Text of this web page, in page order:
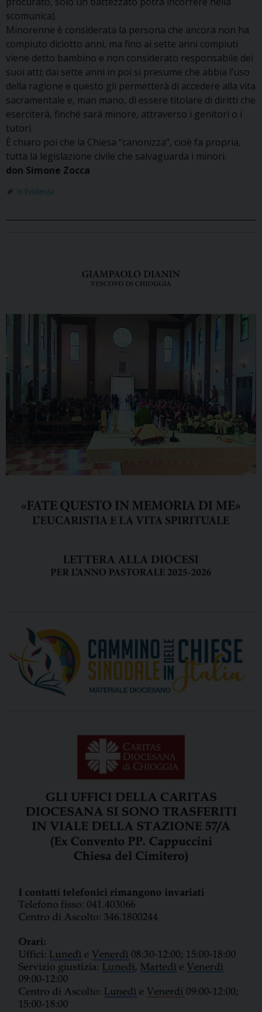
scomunica).
Minorenne è considerata la persona che ancora non ha
compiuto diciotto anni, ma fino ai sette anni compiuti
viene detto bambino e non considerato responsabile dei
suoi atti; dai sette anni in poi si presume che abbia l’uso
della ragione e questo gli permetterà di accedere alla vita
sacramentale e, man mano, di essere titolare di diritti che
eserciterà, finché sarà minore, attraverso i genitori o i
tutori.
È chiaro poi che la Chiesa “canonizza”, cioè fa propria,
tutta la legislazione civile che salvaguarda i minori.
don Simone Zocca
In Evidenza